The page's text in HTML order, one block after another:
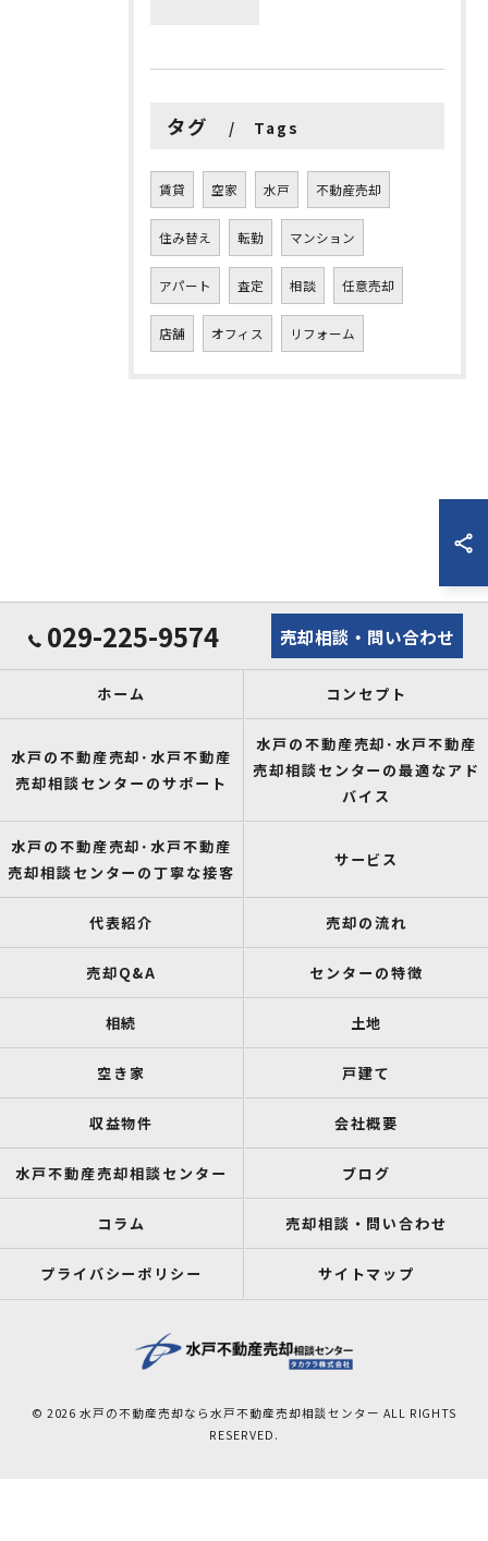
タグ Tags
賃貸 空家 水戸 不動産売却
住み替え 転勤 マンション
アパート 査定 相談 任意売却
店舗 オフィス リフォーム
029-225-9574 売却相談・問い合わせ
ホーム コンセプト
水戸の不動産売却･水戸不動産
売却相談センターのサポート
水戸の不動産売却･水戸不動産
売却相談センターの最適なアド
バイス
水戸の不動産売却･水戸不動産
売却相談センターの丁寧な接客
サービス
代表紹介 売却の流れ
売却Q&A センターの特徴
相続 土地
空き家 戸建て
収益物件 会社概要
水戸不動産売却相談センター ブログ
コラム 売却相談・問い合わせ
プライバシーポリシー サイトマップ
© 2026 水戸の不動産売却なら水戸不動産売却相談センター ALL RIGHTS
RESERVED.